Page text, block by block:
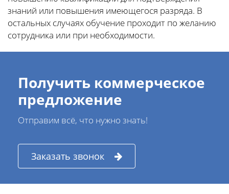
знаний или повышения имеющегося разряда. В
остальных случаях обучение проходит по желанию
сотрудника или при необходимости.
Получить коммерческое
предложение
Отправим всё, что нужно знать!
Заказать звонок